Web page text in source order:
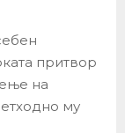
притвор
на
му